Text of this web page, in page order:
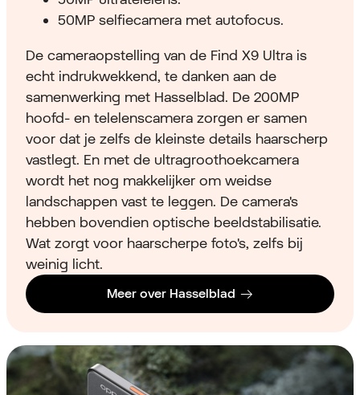
50MP selfiecamera met autofocus.
De cameraopstelling van de Find X9 Ultra is
echt indrukwekkend, te danken aan de
samenwerking met Hasselblad. De 200MP
hoofd- en telelenscamera zorgen er samen
voor dat je zelfs de kleinste details haarscherp
vastlegt. En met de ultragroothoekcamera
wordt het nog makkelijker om weidse
landschappen vast te leggen. De camera's
hebben bovendien optische beeldstabilisatie.
Wat zorgt voor haarscherpe foto's, zelfs bij
weinig licht.
Meer over Hasselblad